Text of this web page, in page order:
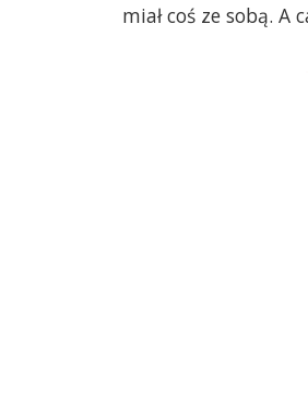
miał coś ze sobą. A